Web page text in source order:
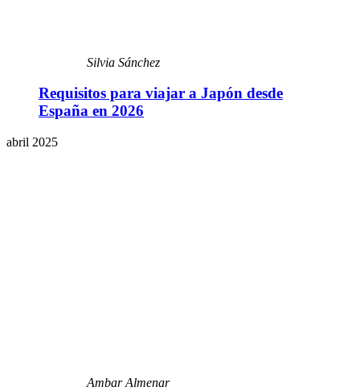
Silvia Sánchez
Requisitos para viajar a Japón desde
España en 2026
abril 2025
Ambar Almenar